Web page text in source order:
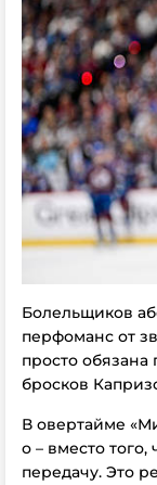
Болельщиков
перфоманс от
просто обязана
бросков
В овертайме
о – вместо
передачу. Это